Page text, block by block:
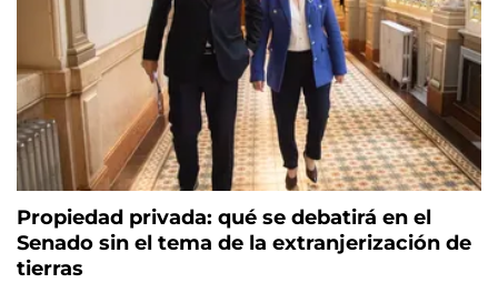
Propiedad privada: qué se debatirá en el
Senado sin el tema de la extranjerización de
tierras